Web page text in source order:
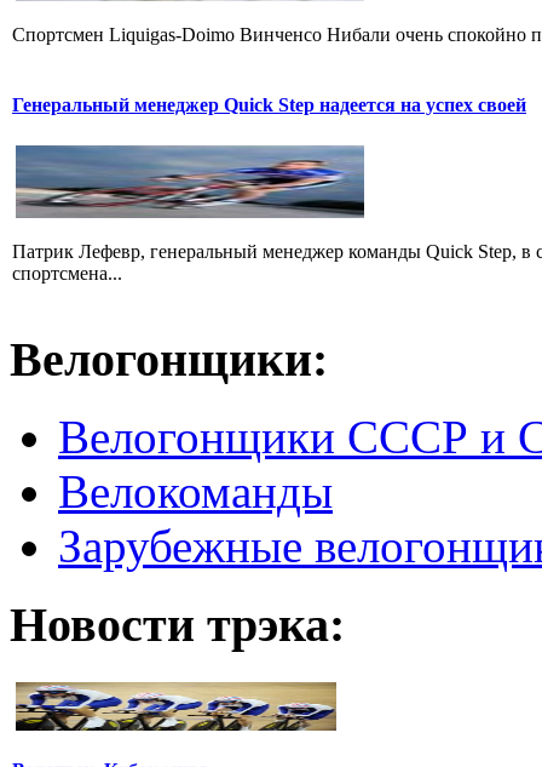
Cпортсмен Liquigas-Doimo Винченсо Нибали очень спокойно
Генеральный менеджер Quick Step надеется на успех своей
Патрик Лефевр, генеральный менеджер команды Quick Step, в
спортсмена...
Велогонщики:
Велогонщики СССР и
Велокоманды
Зарубежные
Новости трэка: